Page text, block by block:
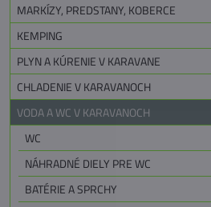
MARKÍZY, PREDSTANY, KOBERCE
KEMPING
PLYN A KÚRENIE V KARAVANE
CHLADENIE V KARAVANOCH
VODA A WC V KARAVANOCH
WC
NÁHRADNÉ DIELY PRE WC
BATÉRIE A SPRCHY